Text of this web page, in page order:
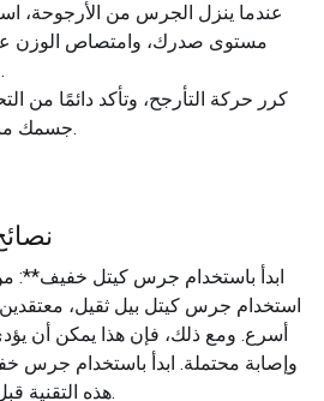
عندما ينزل الجرس من الأرجوحة،
مستوى صدرك، وامتصاص الوزن
والانحناء للخلف قليلًا.
كرر حركة التأرجح، وتأكد دائمًا من
جسمك منخرط طوال التمرين.
استخدام جرس كيتل بيل ثقيل، معتقدين
أسرع. ومع ذلك، فإن هذا يمكن أن
وإصابة محتملة. ابدأ باستخدام جرس
هذه التقنية قبل زيادة الوزن تدريجيًا.